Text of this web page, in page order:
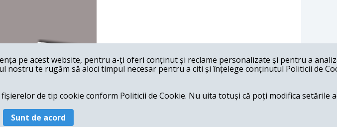
pe acest website, pentru a-ți oferi conținut și reclame personalizate și pentru a
te rugăm să aloci timpul necesar pentru a citi și înțelege conținutul Politicii de
de tip cookie conform Politicii de Cookie. Nu uita totuși că poți modifica setările
Sunt de acord